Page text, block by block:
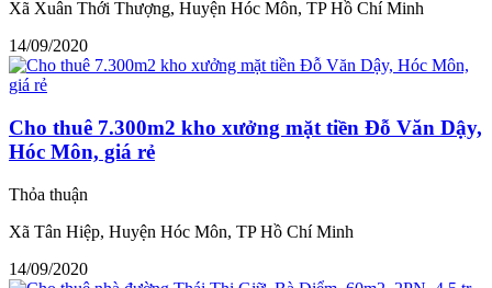
Xã Xuân Thới Thượng, Huyện Hóc Môn, TP Hồ Chí Minh
14/09/2020
Cho thuê 7.300m2 kho xưởng mặt tiền Đỗ Văn Dậy,
Hóc Môn, giá rẻ
Thỏa thuận
Xã Tân Hiệp, Huyện Hóc Môn, TP Hồ Chí Minh
14/09/2020